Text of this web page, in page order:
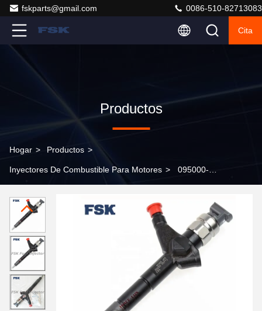
fskparts@gmail.com 0086-510-82713083
Cita
Productos
Hogar > Productos >
Inyectores De Combustible Para Motores > 095000-
de alta presión para DENSO Nissan Pathfinder